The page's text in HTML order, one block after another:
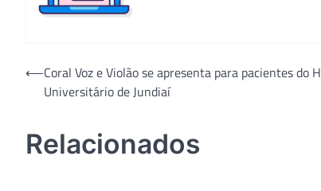
Navegação
⟵Coral Voz e Violão se apresenta para pacientes do
Universitário de Jundiaí
Relacionados